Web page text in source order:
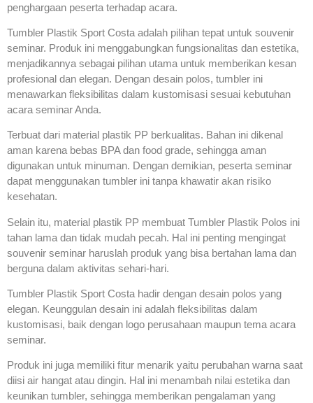
penghargaan peserta terhadap acara.
Tumbler Plastik Sport Costa adalah pilihan tepat untuk souvenir
seminar. Produk ini menggabungkan fungsionalitas dan estetika,
menjadikannya sebagai pilihan utama untuk memberikan kesan
profesional dan elegan. Dengan desain polos, tumbler ini
menawarkan fleksibilitas dalam kustomisasi sesuai kebutuhan
acara seminar Anda.
Terbuat dari material plastik PP berkualitas. Bahan ini dikenal
aman karena bebas BPA dan food grade, sehingga aman
digunakan untuk minuman. Dengan demikian, peserta seminar
dapat menggunakan tumbler ini tanpa khawatir akan risiko
kesehatan.
Selain itu, material plastik PP membuat Tumbler Plastik Polos ini
tahan lama dan tidak mudah pecah. Hal ini penting mengingat
souvenir seminar haruslah produk yang bisa bertahan lama dan
berguna dalam aktivitas sehari-hari.
Tumbler Plastik Sport Costa hadir dengan desain polos yang
elegan. Keunggulan desain ini adalah fleksibilitas dalam
kustomisasi, baik dengan logo perusahaan maupun tema acara
seminar.
Produk ini juga memiliki fitur menarik yaitu perubahan warna saat
diisi air hangat atau dingin. Hal ini menambah nilai estetika dan
keunikan tumbler, sehingga memberikan pengalaman yang